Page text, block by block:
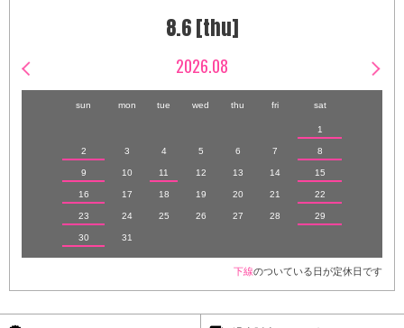
8.6 [thu]
2026.08
sun mon tue wed thu fri sat
1
2 3 4 5 6 7 8
9 10 11 12 13 14 15
16 17 18 19 20 21 22
23 24 25 26 27 28 29
30 31
下線のついている日が定休日です